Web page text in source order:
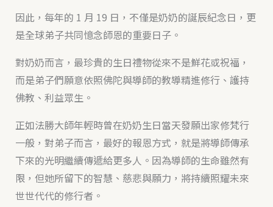
因此，每年的 1 月 19 日，不僅是奶奶的誕辰紀念日，更
是全球弟子共同憶念師恩的重要日子。
對奶奶而言，最珍貴的生日禮物從來不是鮮花或祝福，
而是弟子們願意依照佛陀與導師的教導精進修行、護持
佛教、利益眾生。
正如法勝大師年輕時曾在奶奶生日當天發願出家修梵行
一般，對弟子而言，最好的報恩方式，就是將導師傳承
下來的光明繼續傳遞給更多人。因為導師的生命雖然有
限，但她所留下的智慧、慈悲與願力，將持續照耀未來
世世代代的修行者。